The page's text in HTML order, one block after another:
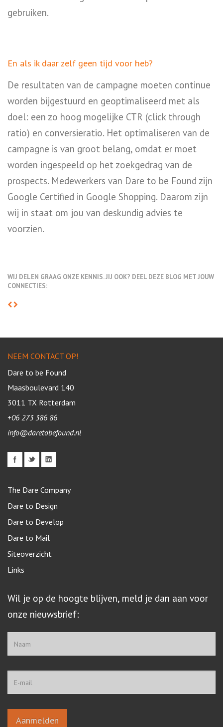
gebruiken.
En als ik daar zelf geen tijd voor heb?
De resultaten van de campagne moeten continue
worden bijgestuurd en geoptimaliseerd met als
doel: een zo hoog mogelijke CTR (click through
ratio) en conversieratio. Het optimaliseren van de
campagne is van groot belang, omdat er moet
worden ingespeeld op het zoekgedrag van de
prospects. Medewerkers van Dare to be Found zijn
Google Certified in Google Shopping. Daarom zijn
wij in staat om jou van deskundig advies te
voorzien.
WIJ DELEN GRAAG ONZE KENNIS. JIJ OOK? DEEL DEZE BLOG MET JOUW
CONNECTIES:
NEEM CONTACT OP!
Dare to be Found
Maasboulevard 140
3011 TX Rotterdam
+06 273 386 86
info@daretobefound.nl
The Dare Company
Dare to Design
Dare to Develop
Dare to Mail
Siteoverzicht
Links
Wil je op de hoogte blijven, meld je dan aan voor
onze nieuwsbrief: